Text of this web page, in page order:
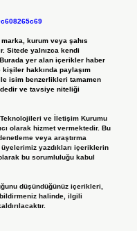
kurum veya şahıs
Sitede yalnızca kendi
Burada yer alan içerikler haber
hakkında paylaşım
isim benzerlikleri tamamen
ve tavsiye niteliği
ve İletişim Kurumu
olarak hizmet vermektedir. Bu
veya araştırma
yazdıkları içeriklerin
bu sorumluluğu kabul
düşündüğünüz içerikleri,
halinde, ilgili